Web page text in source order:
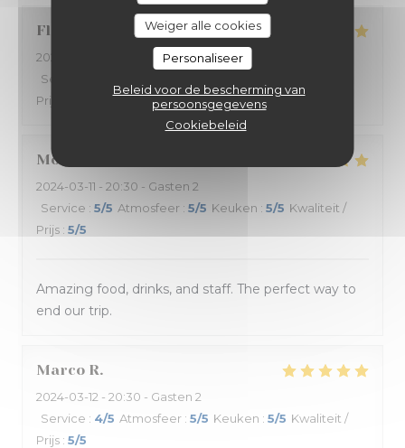
Weiger alle cookies
Personaliseer
Beleid voor de bescherming van
persoonsgegevens
Cookiebeleid
Florence
2024-03-13
- 19:30 - Gasten 9
Service
Prijs
Morgan
2024-03-11 - 20:30 - Gasten 2
Service : 5/5 Atmosfeer : 5/5 Keuken : 5/5 Kwaliteit /
Prijs : 5/5
Amazing food, drinks, and staff. The perfect way to
end our trip.
Marco R
2024-03-12 - 20:30 - Gasten 2
Service : 4/5 Atmosfeer : 5/5 Keuken : 5/5 Kwaliteit /
Prijs : 5/5